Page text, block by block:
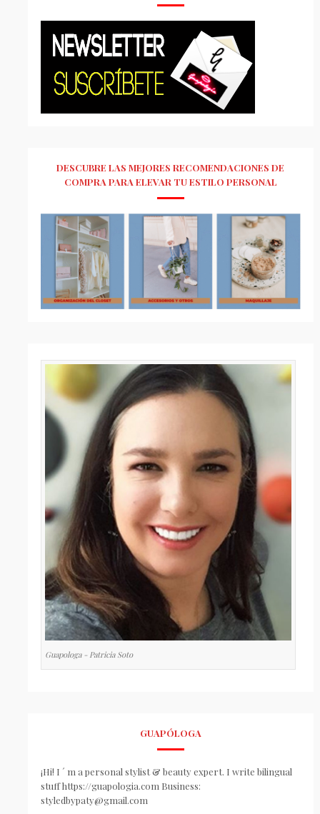
DESCUBRE LAS MEJORES RECOMENDACIONES DE
COMPRA PARA ELEVAR TU ESTILO PERSONAL
Guapologa - Patricia Soto
GUAPÓLOGA
¡Hi! I ´ m a personal stylist & beauty expert. I write bilingual
stuff https://guapologia.com Business:
styledbypaty@gmail.com